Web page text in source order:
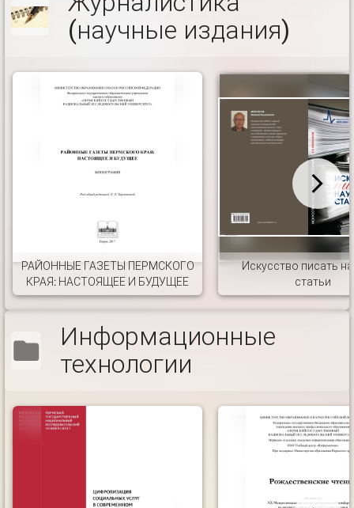
(научные издания)
РАЙОННЫЕ ГАЗЕТЫ ПЕРМСКОГО
КРАЯ: НАСТОЯЩЕЕ И БУДУЩЕЕ
Искусство писать
статьи
Информационные
технологии